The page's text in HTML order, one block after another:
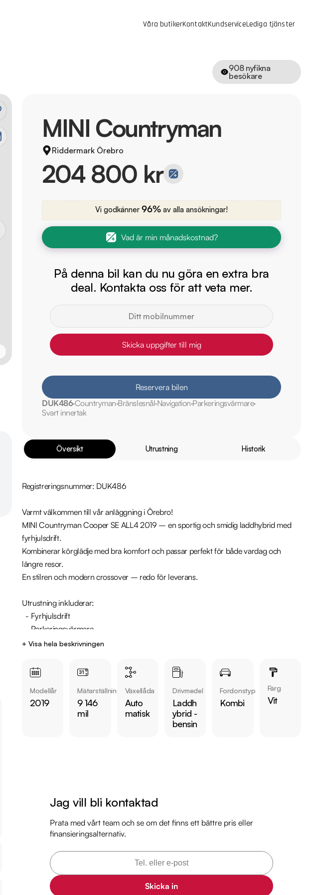
Våra butikerKontaktKundserviceLediga tjänster
908nyfikna
besökare
MINI Countryman
Riddermark Örebro
204 800 kr
Vi godkänner 96% av alla ansökningar!
Vad är min månadskostnad?
På denna bil kan du nu göra en extra bra
deal. Kontakta oss för att veta mer.
Skicka uppgifter till mig
Reservera bilen
DUK486Countryman BränslesnålNavigation Parkeringsvärmare
Svart innertak
Översikt Utrustning Historik
Registreringsnummer: DUK486
Varmt välkommen till vår anläggning i Örebro!
MINI Countryman Cooper SE ALL4 2019 – en sportig och smidig laddhybrid med
fyrhjulsdrift.
Kombinerar körglädje med bra komfort och passar perfekt för både vardag och
längre resor.
En stilren och modern crossover – redo för leverans.
Utrustning inkluderar:
  - Parkeringssensorer fram & bak
Övrig information om bilen:
Årsskatt: Endast 360 kr
Vid blandad körning är förbrukning endast 0.25 l/mil
2020-07-10 - 1641 mil
2024-07-10 - 7116 mil
https://www.riddermarkbil.se/kopa-bil/mini/duk486/
• Se närbilder och film på bilen
• Reservera bilen direkt online
+ Visa hela beskrivningen
Modellår
2019
Mätarställning
9 146
mil
Växellåda
Auto
matisk
Drivmedel
Laddh
ybrid -
bensin
Fordonstyp
Kombi
Färg
Vit
Jag vill bli kontaktad
Prata med vårt team och se om det finns ett bättre pris eller
finansieringsalternativ.
Skicka in